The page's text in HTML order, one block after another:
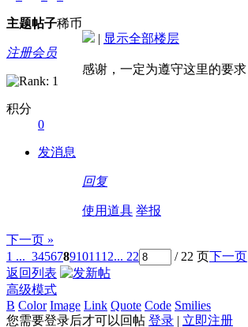
主题帖子稀币
注册会员
积分
0
发消息
| 显示全部楼层
感谢，一定为遵守这里的要求
回复
使用道具 举报
下一页 »
1 ... 34567891011 12... 22 / 22 页下一页
返回列表
高级模式
B Color Image Link Quote Code Smilies
您需要登录后才可以回帖 登录 | 立即注册